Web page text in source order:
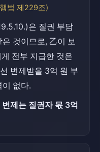
법 제229조)
은 질권 부담
것이므로, 乙이 보
전부 지급한 것은
변제받을 3억 원 부
이 없다.
제는 질권자 몫 3억